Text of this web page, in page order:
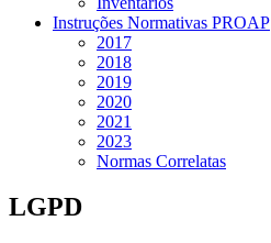
Instruções Normativas PROAP
2017
2018
2019
2020
2021
2023
Normas Correlatas
LGPD